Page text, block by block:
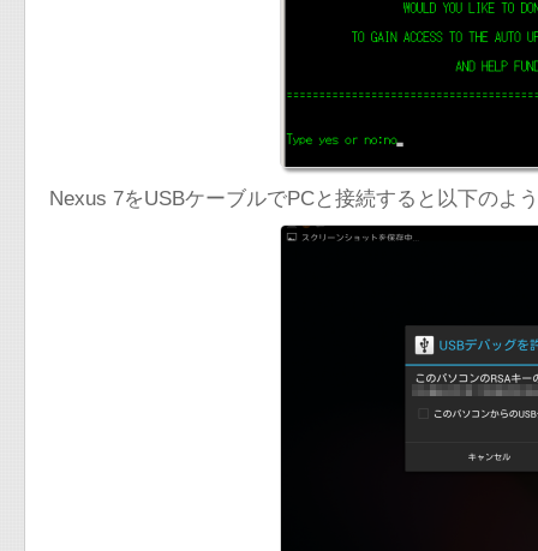
Nexus 7をUSBケーブルでPCと接続すると以下のよ